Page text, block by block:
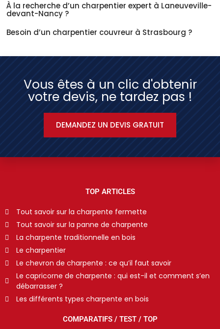
À la recherche d’un charpentier expert à Laneuveville-
devant-Nancy ?
Besoin d’un charpentier couvreur à Strasbourg ?
Vous êtes à un clic d'obtenir
votre devis, ne tardez pas !
DEMANDEZ UN DEVIS GRATUIT
TOP ARTICLES
Tout savoir sur la charpente fermette
Tout savoir sur la panne de charpente
La charpente traditionnelle en bois
Le charpentier
Le chevron de charpente : ce qu’il faut savoir
Le capricorne de charpente : qui est-il et comment s’en
débarrasser ?
Les différents types charpente en bois
COMPARATIFS / TEST / TOP